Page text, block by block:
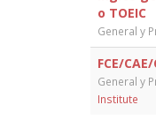
o TOEIC
General y
FCE/
General y
Institute